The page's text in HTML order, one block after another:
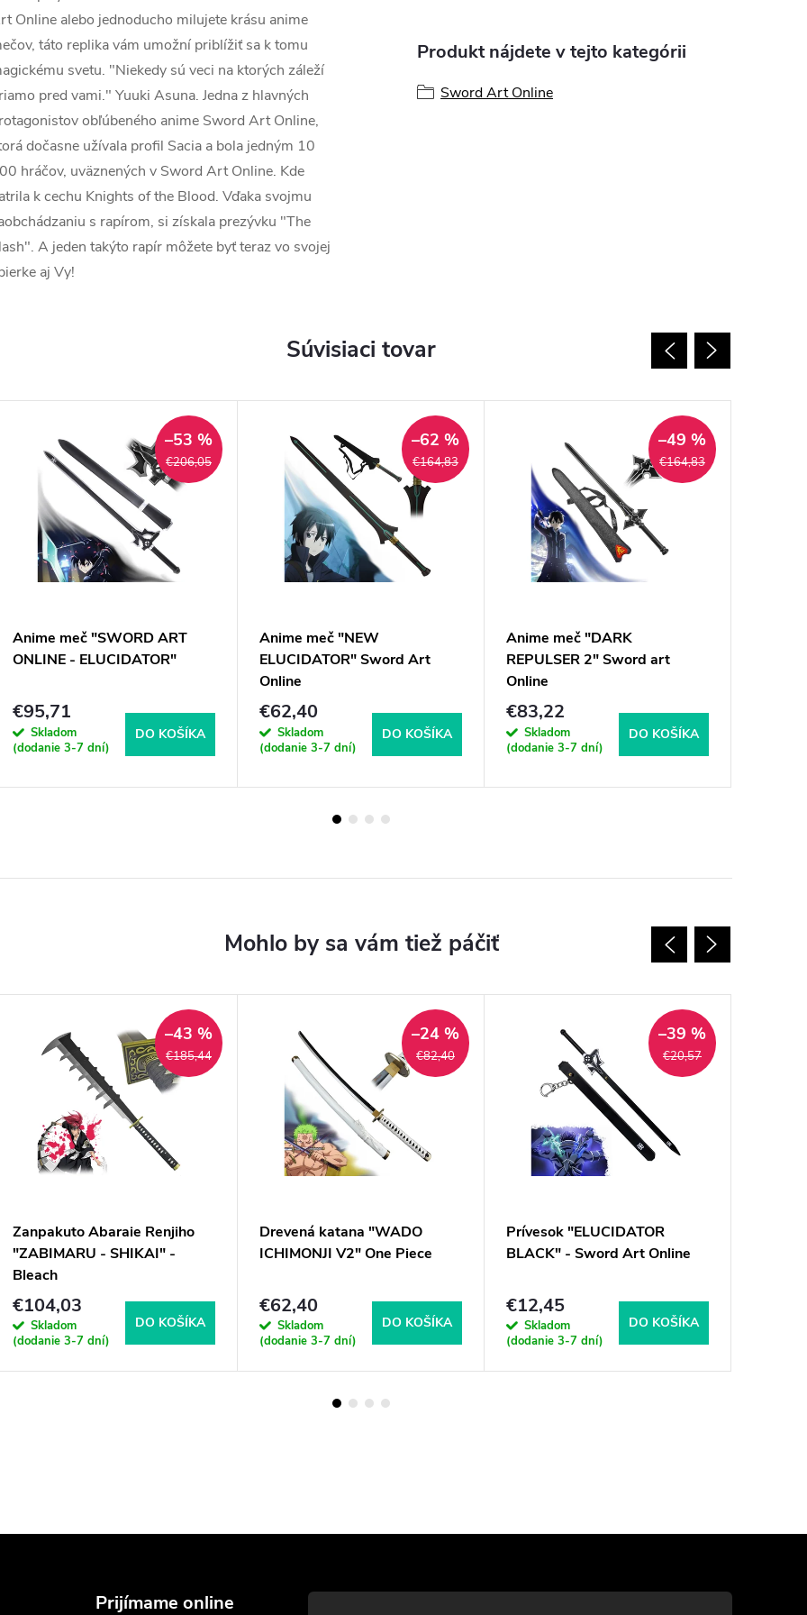
Online alebo jednoducho milujete krásu anime
táto replika vám umožní priblížiť sa k tomu
svetu. "Niekedy sú veci na ktorých záleží
pred vami." Yuuki Asuna. Jedna z hlavných
obľúbeného anime Sword Art Online,
dočasne užívala profil Sacia a bola jedným 10
hráčov, uväznených v Sword Art Online. Kde
k cechu Knights of the Blood. Vďaka svojmu
s rapírom, si získala prezývku "The
A jeden takýto rapír môžete byť teraz vo svojej
aj Vy!
Produkt nájdete v tejto kategórii
Sword Art Online
Súvisiaci tovar
€206,05
–53 %
Anime meč "SWORD ART
ONLINE - ELUCIDATOR"
€95,71
Skladom
(dodanie 3-7 dní)
DO KOŠÍKA
€164,83
–62 %
Anime meč "NEW
ELUCIDATOR" Sword Art
Online
€62,40
Skladom
(dodanie 3-7 dní)
DO KOŠÍKA
€164,83
–49 %
Anime meč "DARK
REPULSER 2" Sword art
Online
€83,22
Skladom
(dodanie 3-7 dní)
DO KOŠÍKA
€185,44
–43 %
Zanpakuto Abaraie Renjiho
"ZABIMARU - SHIKAI" -
Bleach
€104,03
Skladom
(dodanie 3-7 dní)
DO KOŠÍKA
€82,40
–24 %
Drevená katana "WADO
ICHIMONJI V2" One Piece
€62,40
Skladom
(dodanie 3-7 dní)
DO KOŠÍKA
€20,57
–39 %
Prívesok "ELUCIDATOR
BLACK" - Sword Art Online
€12,45
Skladom
(dodanie 3-7 dní)
DO KOŠÍKA
Prijímame online